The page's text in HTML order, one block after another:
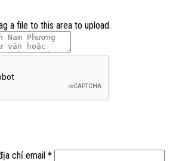
a file to this area to upload.
chỉ email *